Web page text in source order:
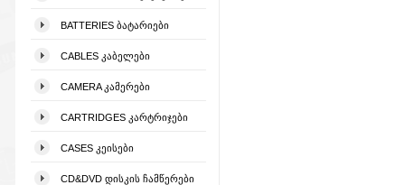
BATTERIES ᲑᲐᲢᲐᲠᲘᲔᲑᲘ
CABLES ᲙᲐᲑᲔᲚᲔᲑᲘ
CAMERA ᲙᲐᲛᲔᲠᲔᲑᲘ
CARTRIDGES ᲙᲐᲠᲢᲠᲘᲯᲔᲑᲘ
CASES ᲙᲔᲘᲡᲔᲑᲘ
CD&DVD ᲓᲘᲡᲙᲘᲡ ᲩᲐᲛᲬᲔᲠᲔᲑᲘ